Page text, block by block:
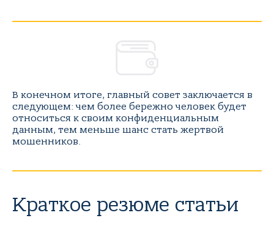
В конечном итоге, главный совет заключается в
следующем: чем более бережно человек будет
относиться к своим конфиденциальным
данным, тем меньше шанс стать жертвой
мошенников.
Краткое резюме статьи